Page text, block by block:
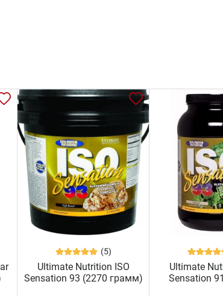
(5)
Ultimate Nutrition ISO
Sensation 93 (2270 грамм)
Ultimate
Sensation